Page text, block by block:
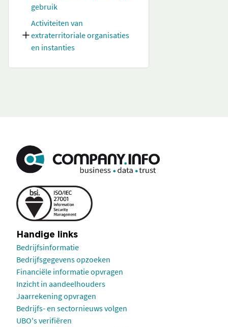
gebruik
Activiteiten van
extraterritoriale organisaties
en instanties
Handige links
Bedrijfsinformatie
Bedrijfsgegevens opzoeken
Financiële informatie opvragen
Inzicht in aandeelhouders
Jaarrekening opvragen
Bedrijfs- en sectornieuws volgen
UBO's verifiëren